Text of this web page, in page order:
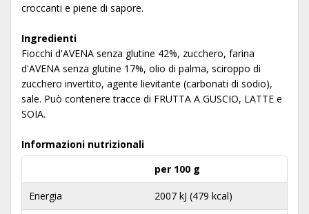
croccanti e piene di sapore.
Ingredienti
Fiocchi d'AVENA senza glutine 42%, zucchero, farina
d'AVENA senza glutine 17%, olio di palma, sciroppo di
zucchero invertito, agente lievitante (carbonati di sodio),
sale. Può contenere tracce di FRUTTA A GUSCIO, LATTE e
SOIA.
Informazioni nutrizionali
per 100 g
Energia 2007 kJ (479 kcal)